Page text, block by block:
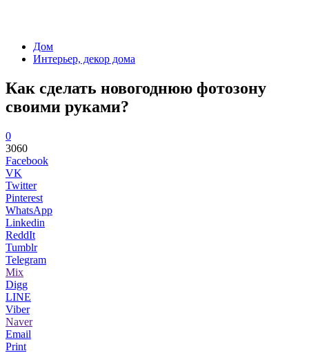
Дом
Интерьер, декор дома
Как сделать новогоднюю фотозону
своими руками?
0
3060
Facebook
VK
Twitter
Pinterest
WhatsApp
Linkedin
ReddIt
Tumblr
Telegram
Mix
Digg
LINE
Viber
Naver
Email
Print